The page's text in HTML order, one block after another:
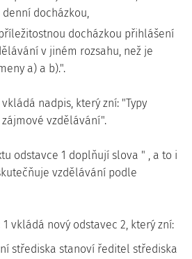
docházkou,
docházkou přihlášení
v jiném rozsahu, než je
a) a b).".
nadpis, který zní: "Typy
vzdělávání".
odstavce 1 doplňují slova " , a to i
vzdělávání podle
1 vkládá nový odstavec 2, který zní:
střediska stanoví ředitel střediska